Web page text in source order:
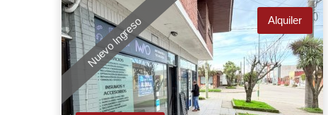
Nuevo Ingreso Alquiler